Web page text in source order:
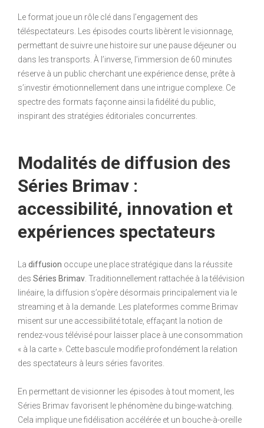
Le format joue un rôle clé dans l’engagement des
téléspectateurs. Les épisodes courts libèrent le visionnage,
permettant de suivre une histoire sur une pause déjeuner ou
dans les transports. À l’inverse, l’immersion de 60 minutes
réserve à un public cherchant une expérience dense, prête à
s’investir émotionnellement dans une intrigue complexe. Ce
spectre des formats façonne ainsi la fidélité du public,
inspirant des stratégies éditoriales concurrentes.
Modalités de diffusion des
Séries Brimav :
accessibilité, innovation et
expériences spectateurs
La diffusion occupe une place stratégique dans la réussite
des Séries Brimav . Traditionnellement rattachée à la télévision
linéaire, la diffusion s’opère désormais principalement via le
streaming et à la demande. Les plateformes comme Brimav
misent sur une accessibilité totale, effaçant la notion de
rendez-vous télévisé pour laisser place à une consommation
« à la carte ». Cette bascule modifie profondément la relation
des spectateurs à leurs séries favorites.
En permettant de visionner les épisodes à tout moment, les
Séries Brimav favorisent le phénomène du binge-watching.
Cela implique une fidélisation accélérée et un bouche-à-oreille